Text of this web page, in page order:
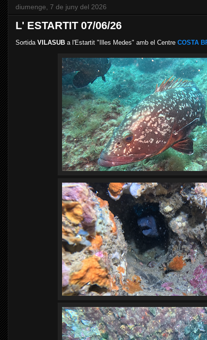
diumenge, 7 de juny del 2026
L' ESTARTIT 07/06/26
Sortida VILASUB a l'Estartit "Illes Medes" amb el Centre COSTA